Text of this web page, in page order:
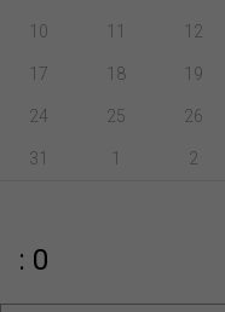
10 11 12
17 18 19
24 25 26
31 1 2
: 0